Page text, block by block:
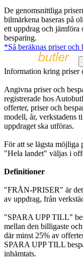
De genomsnittliga
bilmärkena baseras på
ett uppdrag och
besparing.
*Så beräknas priser och
Information kring priser
Angivna priser och
registrerade hos
offerter, priser och
modell, år, verkstadens
uppdraget ska utföras.
För att se lägsta möjliga
"Hela landet" väljas i
Definitioner
"FRÅN-PRISER" är
av uppdrag, från
"SPARA UPP TILL"
mellan den billigaste
där minst 25% av
SPARA UPP TILL
inhämtats.